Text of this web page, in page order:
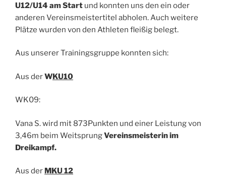
U12/U14 am Start und konnten uns den ein oder
anderen Vereinsmeistertitel abholen. Auch weitere
Plätze wurden von den Athleten fleißig belegt.
Aus unserer Trainingsgruppe konnten sich:
Aus derWKU10
WK09:
Vana S. wird mit 873Punkten und einer Leistung von
3,46m beim WeitsprungVereinsmeisterin im
Dreikampf.
Aus der MKU 12